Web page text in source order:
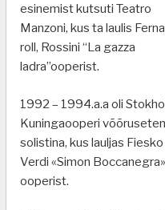
esinemist kutsuti Teatro
Manzoni, kus ta laulis
roll, Rossini “La gazza
ladra”ooperist.
1992 – 1994.a.a oli
Kuningaooperi
solistina, kus lauljas Fiesko
Verdi «Simon Boccanegra»
ooperist.